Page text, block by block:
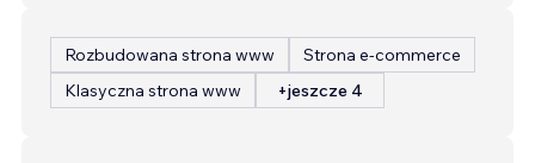
Rozbudowana strona www
Strona e-commerce
Klasyczna strona www
+jeszcze 4